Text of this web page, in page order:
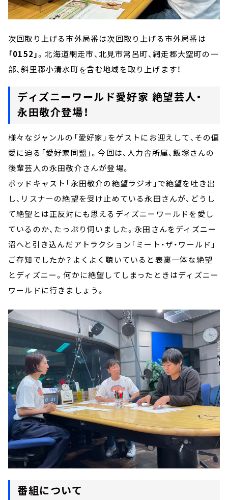
次回取り上げる市外局番は次回取り上げる市外局番は
「0152」。北海道網走市、北見市常呂町、網走郡大空町の一
部、斜里郡小清水町を含む地域を取り上げます！
ディズニーワールド愛好家 絶望芸人・
永田敬介登場！
様々なジャンルの「愛好家」をゲストにお迎えして、その偏
愛に迫る「愛好家同盟」。今回は、人力舎所属、飯塚さんの
後輩芸人の永田敬介さんが登場。
ポッドキャスト「永田敬介の絶望ラジオ」で絶望を吐き出
し、リスナーの絶望を受け止めている永田さんが、どうし
て絶望とは正反対にも思えるディズニーワールドを愛し
ているのか、たっぷり伺いました。永田さんをディズニー
沼へと引き込んだアトラクション「ミート・ザ・ワールド」
ご存知でしたか？よくよく聴いていると表裏一体な絶望
とディズニー。何かに絶望してしまったときはディズニー
ワールドに行きましょう。
番組について